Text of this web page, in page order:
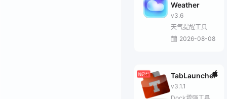
Weather
v3.6
天气提醒工具
2026-08-08
TabLauncher
v3.1.1